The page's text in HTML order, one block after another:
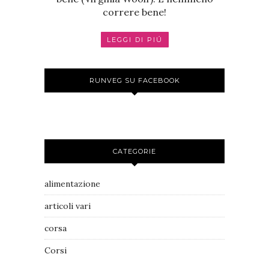
correre bene!
LEGGI DI PIÚ
RUNVEG SU FACEBOOK
CATEGORIE
alimentazione
articoli vari
corsa
Corsi